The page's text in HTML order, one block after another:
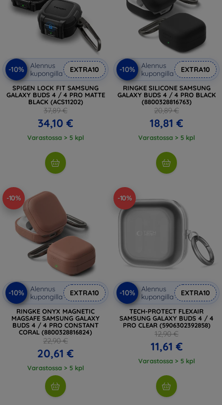
-10%
Alennus
kupongilla
EXTRA10
SPIGEN LOCK FIT SAMSUNG
GALAXY BUDS 4 / 4 PRO MATTE
BLACK (ACS11202)
37,89 €
34,10 €
Varastossa > 5 kpl
-10%
Alennus
kupongilla
EXTRA10
RINGKE SILICONE SAMSUNG
GALAXY BUDS 4 / 4 PRO BLACK
(8800328816763)
20,89 €
18,81 €
Varastossa > 5 kpl
-10%
-10%
Alennus
kupongilla
EXTRA10
RINGKE ONYX MAGNETIC
MAGSAFE SAMSUNG GALAXY
BUDS 4 / 4 PRO CONSTANT
CORAL (8800328816824)
22,90 €
20,61 €
Varastossa > 5 kpl
-10%
-10%
Alennus
kupongilla
EXTRA10
TECH-PROTECT FLEXAIR
SAMSUNG GALAXY BUDS 4 / 4
PRO CLEAR (5906302392858)
12,90 €
11,61 €
Varastossa > 5 kpl